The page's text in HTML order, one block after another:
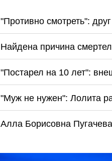
"Противно смотреть":
Найдена причина
"Постарел на 10 лет":
"Муж не нужен": Лолита
Алла Борисовна Пугачева